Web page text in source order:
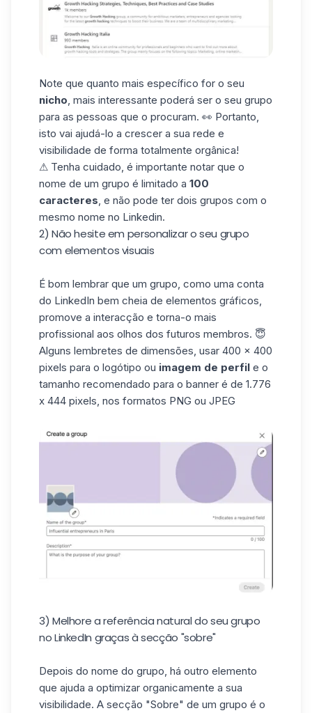
Note que quanto mais específico for o seu
nicho, mais interessante poderá ser o seu grupo
para as pessoas que o procuram. 👀 Portanto,
isto vai ajudá-lo a crescer a sua rede e
visibilidade de forma totalmente orgânica!
⚠ Tenha cuidado, é importante notar que o
nome de um grupo é limitado a 100
caracteres, e não pode ter dois grupos com o
mesmo nome no Linkedin.
2) Não hesite em personalizar o seu grupo
com elementos visuais
É bom lembrar que um grupo, como uma conta
do LinkedIn bem cheia de elementos gráficos,
promove a interacção e torna-o mais
profissional aos olhos dos futuros membros. 😇
Alguns lembretes de dimensões, usar 400 x 400
pixels para o logótipo ou imagem de perfil e o
tamanho recomendado para o banner é de 1.776
x 444 pixels, nos formatos PNG ou JPEG
3) Melhore a referência natural do seu grupo
no LinkedIn graças à secção "sobre"
Depois do nome do grupo, há outro elemento
que ajuda a optimizar organicamente a sua
visibilidade. A secção "Sobre" de um grupo é o